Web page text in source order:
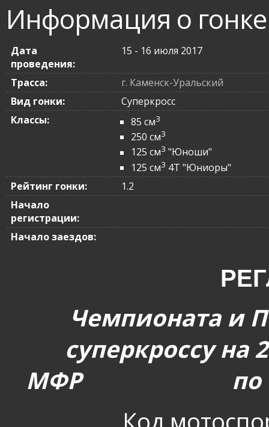
Информация о гонке
Дата
проведения:
15 - 16 июля 2017
Трасса:
г. Каменск-Уральский
Вид гонки:
Суперкросс
Классы:
85 см3
250 см3
125 см3 "Юноши"
125 см3 4Т "Юниоры"
Рейтинг гонки:
1.2
Начало
регистрации:
Начало заездов:
Чемпионата и
суперкроссу на
МФР
по